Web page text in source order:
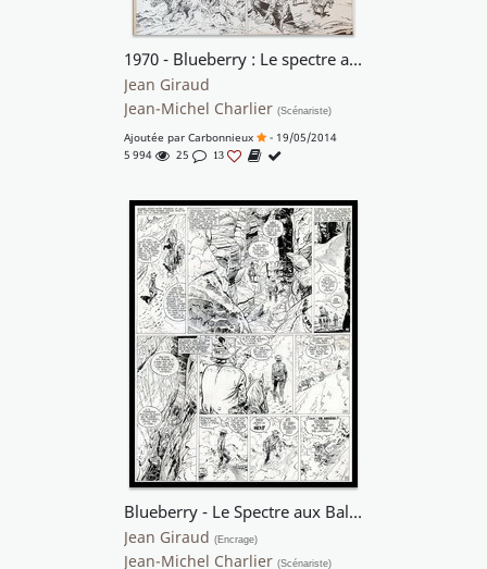
1970 - Blueberry : Le spectre aux balles d'or (41)
Jean Giraud
Jean-Michel Charlier (Scénariste)
Ajoutée par Carbonnieux
- 19/05/2014
5 994
25 13
Blueberry - Le Spectre aux Balles d'Or
Jean Giraud (Encrage)
Jean-Michel Charlier (Scénariste)